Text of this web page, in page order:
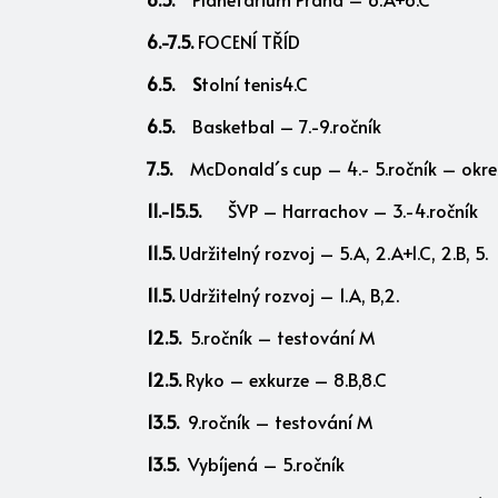
6.-7.5.FOCENÍ TŘÍD
6.5. Stolní tenis4.C
6.5. Basketbal – 7.-9.ročník
7.5. McDonald´s cup – 4.- 5.ročník –
11.-15.5. ŠVP – Harrachov – 3.-4.ročník
11.5.Udržitelný rozvoj – 5.A, 2.A+1.C, 2.B, 5.
11.5.Udržitelný rozvoj – 1.A, B,2.
12.5. 5.ročník – testování M
12.5.Ryko – exkurze – 8.B,8.C
13.5. 9.ročník – testování M
13.5. Vybíjená – 5.ročník